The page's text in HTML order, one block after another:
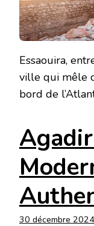
Essaouira,
ville qui mêle
bord de
30 décembre 2024